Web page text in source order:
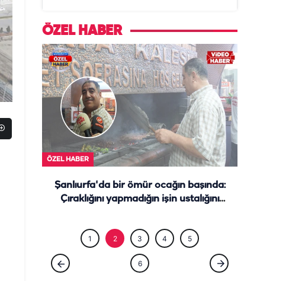
ÖZEL HABER
ÖZEL HABER
Şanlıurfa'da bir ömür ocağın başında:
Çıraklığını yapmadığın işin ustalığını
1 2 3 4 5
6